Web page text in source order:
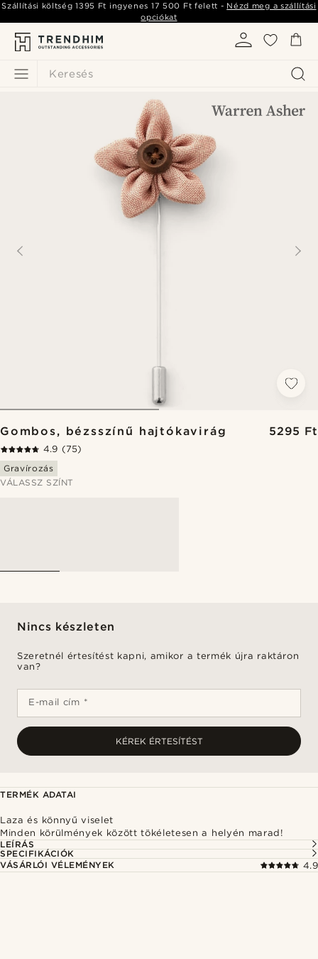
Keresés
Szállítási költség1395 Ft ingyenes 17 500 Ft felett - Nézd meg a szállítási
opciókat
Gombos, bézsszínű hajtókavirág 5295 Ft
4.9 (75)
Gravírozás
VÁLASSZ SZÍNT
Nincs készleten
Szeretnél értesítést kapni, amikor a termék újra raktáron
van?
E-mail cím *
KÉREK ÉRTESÍTÉST
TERMÉK ADATAI
Laza és könnyű viselet
Minden körülmények között tökéletesen a helyén marad!
LEÍRÁS
SPECIFIKÁCIÓK
VÁSÁRLÓI VÉLEMÉNYEK
4.9